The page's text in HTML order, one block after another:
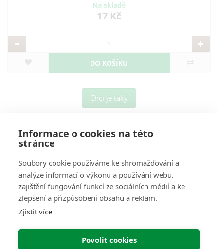
Informace o cookies na této
stránce
Soubory cookie používáme ke shromažďování a
analýze informací o výkonu a používání webu,
zajištění fungování funkcí ze sociálních médií a ke
zlepšení a přizpůsobení obsahu a reklam.
Zjistit více
Povolit cookies
Na skladě
17 Kč
DO KOŠÍKU
Chci je taky
O Nás
Pro Zákazníky